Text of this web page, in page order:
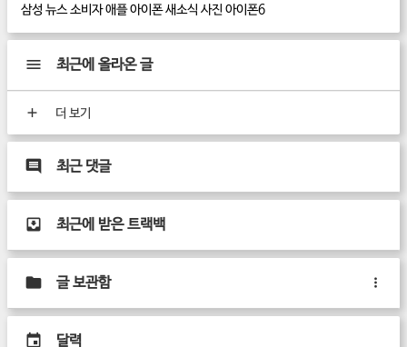
삼성 뉴스소비자애플아이폰 새소식 사진 아이폰6
최근에 올라온 글
더 보기
최근 댓글
최근에 받은 트랙백
글 보관함
달력